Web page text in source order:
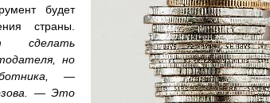
будет
страны.
сделать
но
—
— Это